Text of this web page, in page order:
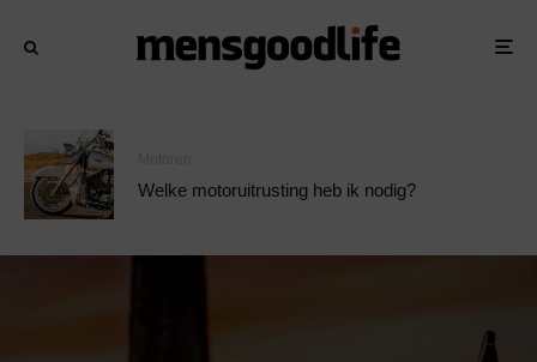
Welke motoruitrusting heb ik nodig?